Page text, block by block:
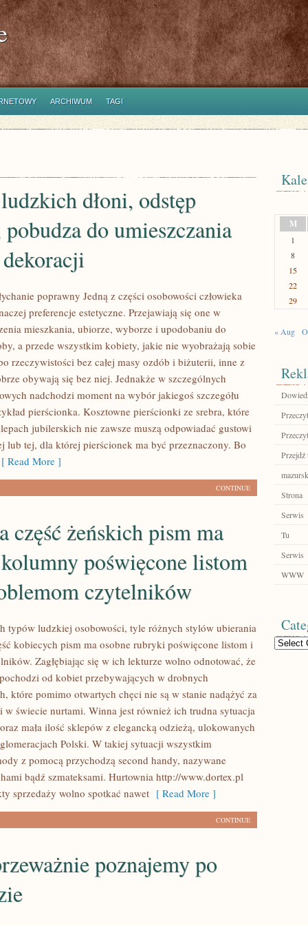
ARCHIWUM TAGI
dłoni, odstęp
do umieszczania
poprawny Jedną z części osobowości człowieka
preferencje estetyczne. Przejawiają się one w
mieszkania, ubiorze, wyborze i upodobaniu do
a przede wszystkim kobiety, jakie nie wyobrażają sobie
rzeczywistości bez całej masy ozdób i biżuterii, inne z
obywają się bez niej. Jednakże w szczególnych
nadchodzi moment na wybór jakiegoś szczegółu
pierścionka. Kosztowne pierścionki ze srebra, które
jubilerskich nie zawsze muszą odpowiadać gustowi
lub tej, dla której pierścionek ma być przeznaczony. Bo
More ]
CONTINUE
część żeńskich pism ma
poświęcone listom
czytelników
typów ludzkiej osobowości, tyle różnych stylów ubierania
kobiecych pism ma osobne rubryki poświęcone listom i
Zagłębiając się w ich lekturze wolno odnotować, że
od kobiet przebywających w drobnych
które pomimo otwartych chęci nie są w stanie nadążyć za
świecie nurtami. Winna jest również ich trudna sytuacja
mała ilość sklepów z elegancką odzieżą, ulokowanych
Polski. W takiej sytuacji wszystkim
z pomocą przychodzą second handy, nazywane
bądź szmateksami. Hurtownia http://www.dortex.pl
sprzedaży wolno spotkać nawet [ Read More ]
CONTINUE
poznajemy po
M
1
8
15
22
29
« Aug
Przejdź
Strona
Serwis
Tu
Serwis
WWW
Categories